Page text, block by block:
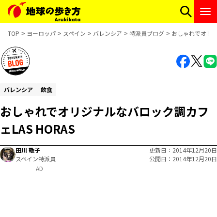
TOP ヨーロッパ スペイン バレンシア 特派員ブログ おしゃれでオリ
バレンシア 飲食
おしゃれでオリジナルなバロック調カフ
ェLAS HORAS
田川 敬子
スペイン特派員
更新日
2014年12月20日
公開日
2014年12月20日
AD